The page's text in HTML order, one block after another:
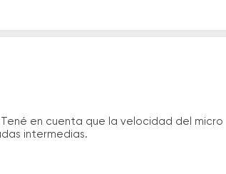
en cuenta que la velocidad del micro
intermedias.